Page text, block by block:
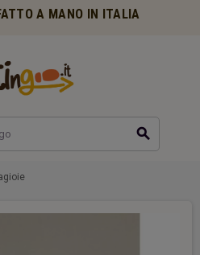
A MANO IN ITALIA
search